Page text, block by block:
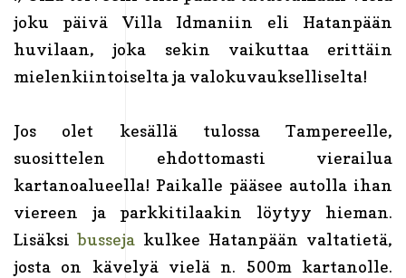
joku päivä Villa Idmaniin eli Hatanpään
huvilaan, joka sekin vaikuttaa erittäin
mielenkiintoiselta ja valokuvaukselliselta!
Jos olet kesällä tulossa Tampereelle,
suosittelen ehdottomasti vierailua
kartanoalueella! Paikalle pääsee autolla ihan
viereen ja parkkitilaakin löytyy hieman.
Lisäksibusseja kulkee Hatanpään valtatietä,
josta on kävelyä vielä n. 500m kartanolle.